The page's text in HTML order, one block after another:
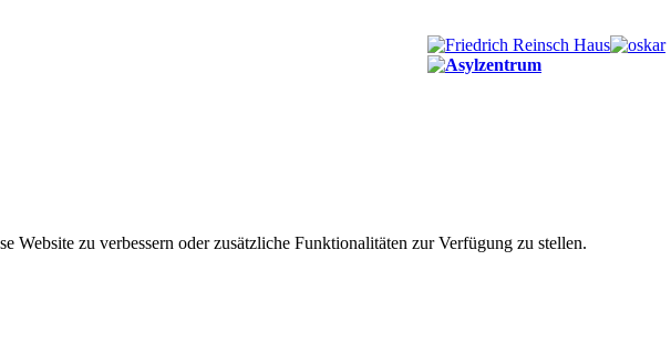
zu verbessern oder zusätzliche Funktionalitäten zur Verfügung zu stellen.